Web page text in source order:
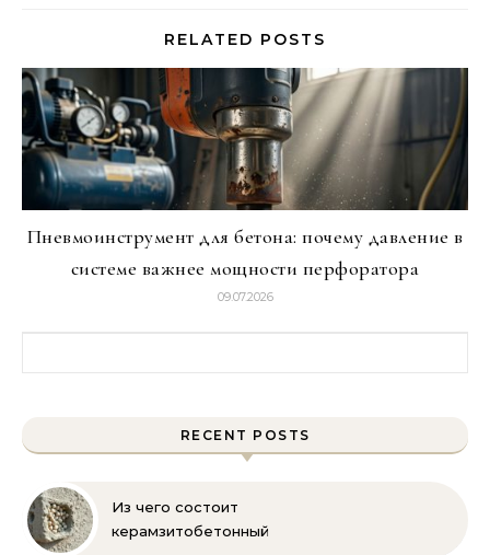
RELATED POSTS
Пневмоинструмент для бетона: почему давление в
системе важнее мощности перфоратора
09.07.2026
RECENT POSTS
Из чего состоит
керамзитобетонный